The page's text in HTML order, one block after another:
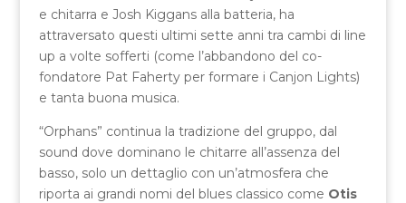
e chitarra e Josh Kiggans alla batteria, ha
attraversato questi ultimi sette anni tra cambi di line
up a volte sofferti (come l’abbandono del co-
fondatore Pat Faherty per formare i Canjon Lights)
e tanta buona musica.
“Orphans” continua la tradizione del gruppo, dal
sound dove dominano le chitarre all’assenza del
basso, solo un dettaglio con un’atmosfera che
riporta ai grandi nomi del blues classico come Otis